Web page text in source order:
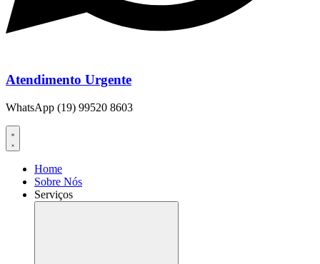
Atendimento Urgente
WhatsApp (19) 99520 8603
Home
Sobre Nós
Serviços